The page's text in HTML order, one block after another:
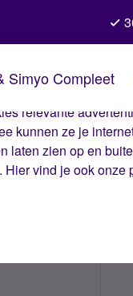
zorgen wij ervoor dat
relevante
kunnen ze je
laten zien op en
Hier vind je ook onze
Simyo Compleet